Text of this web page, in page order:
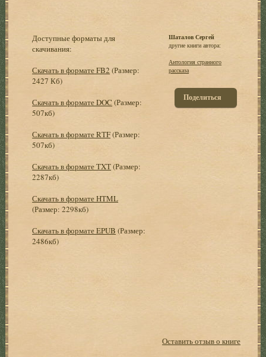
Доступные форматы для
скачивания:
Скачать в формате FB2 (Размер:
2427 Кб)
Скачать в формате DOC (Размер:
507кб)
Скачать в формате RTF(Размер:
507кб)
Скачать в формате TXT(Размер:
2287кб)
Скачать в формате HTML
(Размер: 2298кб)
Скачать в формате EPUB (Размер:
2486кб)
Шаталов Сергей
другие книги автора:
Антология странного
рассказа
Поделиться
Оставить отзыв о книге